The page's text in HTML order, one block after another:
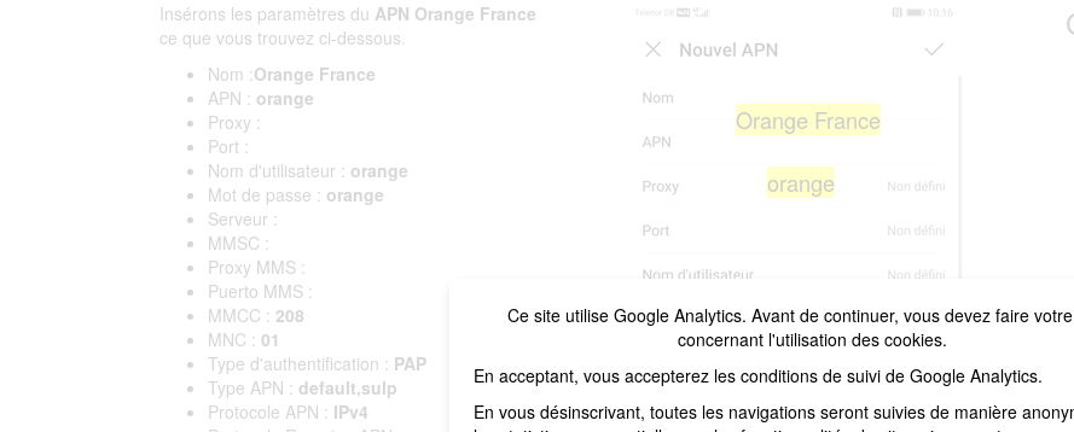
Ce site utilise Google Analytics. Avant de continuer, vous devez faire
concernant l'utilisation des cookies.
En acceptant, vous accepterez les conditions de suivi de Google Analytics.
En vous désinscrivant, toutes les navigations seront suivies de manière
Insérons les paramètres du APN Orange France
ce que vous trouvez ci-dessous.
Nom :Orange France
APN : orange
Proxy :
Port :
Nom d'utilisateur : orange
Mot de passe : orange
Serveur :
MMSC :
Proxy MMS :
Puerto MMS :
MMCC : 208
MNC : 01
Type d'authentification : PAP
Type APN : default,sulp
Protocole APN : IPv4
orange
Orange France